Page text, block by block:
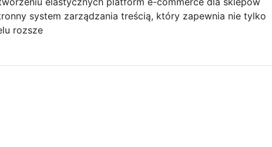
system zarządzania treścią, który zapewnia nie tylko
rozsze